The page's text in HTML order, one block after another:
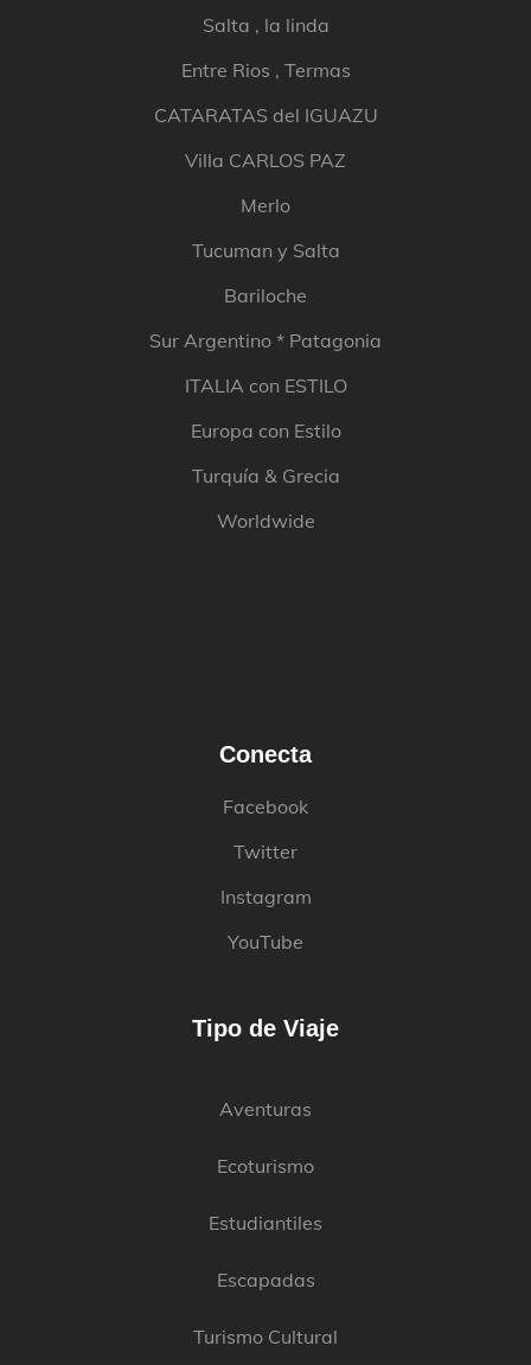
Salta , la linda
Entre Rios , Termas
CATARATAS del IGUAZU
Villa CARLOS PAZ
Merlo
Tucuman y Salta
Bariloche
Sur Argentino * Patagonia
ITALIA con ESTILO
Europa con Estilo
Turquía & Grecia
Worldwide
Conecta
Facebook
Twitter
Instagram
YouTube
Tipo de Viaje
Aventuras
Ecoturismo
Estudiantiles
Escapadas
Turismo Cultural